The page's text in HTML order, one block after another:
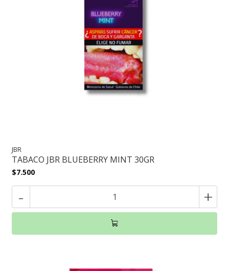
JBR
TABACO JBR BLUEBERRY MINT 30GR
$7.500
- +